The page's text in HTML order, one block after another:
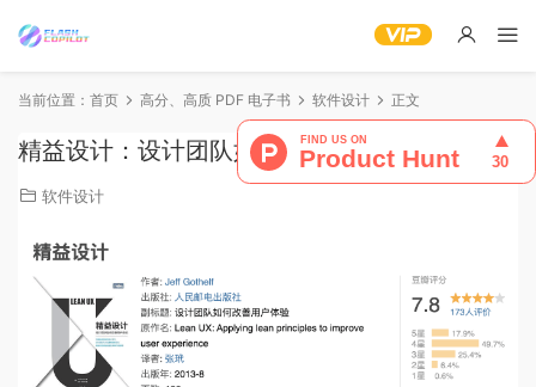
当前位置： 首页 高分、高质 PDF 电子书 软件设计 正文
精益设计：设计团队如何改善用户体验
软件设计